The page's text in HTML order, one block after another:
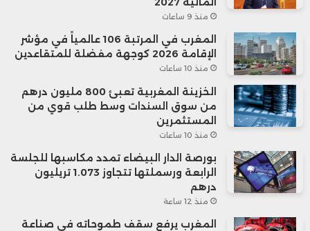
منذ 9 ساعات
المغرب في المرتبة 106 عالمياً في مؤشر
الإقامة 2026 كوجهة مفضلة للمتقاعدين
منذ 10 ساعات
الخزينة المغربية تعبئ 800 مليون درهم
من سوق السندات وسط طلب قوي من
المستثمرين
منذ 10 ساعات
بورصة الدار البيضاء تمدد مكاسبها للجلسة
الرابعة ورسملتها تتجاوز 1.073 تريليون
درهم
منذ 12 ساعة
المغرب يرفع سقف طموحاته في صناعة